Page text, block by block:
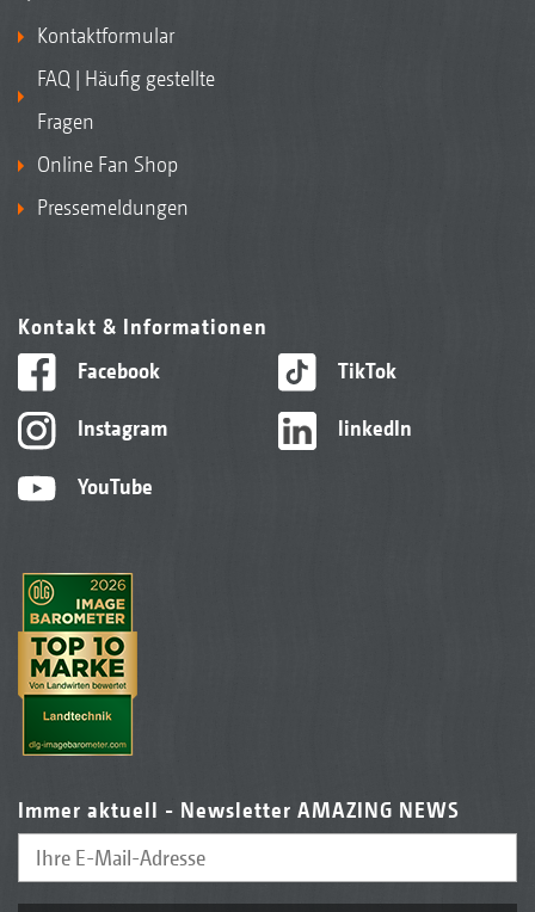
Kontaktformular
FAQ | Häufig gestellte
Fragen
Online Fan Shop
Pressemeldungen
Kontakt & Informationen
Facebook
Instagram
YouTube
TikTok
linkedIn
Immer aktuell - Newsletter AMAZING NEWS